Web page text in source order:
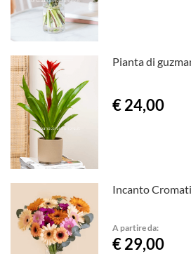
Pianta di
€ 24,00
Incanto
A partire da:
€ 29,00